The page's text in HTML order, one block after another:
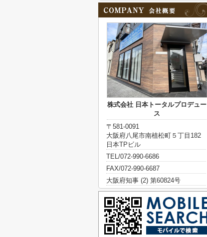
株式会社 日本トータルプロデュー
ス
〒581-0091
大阪府八尾市南植松町５丁目182
日本TPビル
TEL/072-990-6686
FAX/072-990-6687
大阪府知事 (2) 第60824号